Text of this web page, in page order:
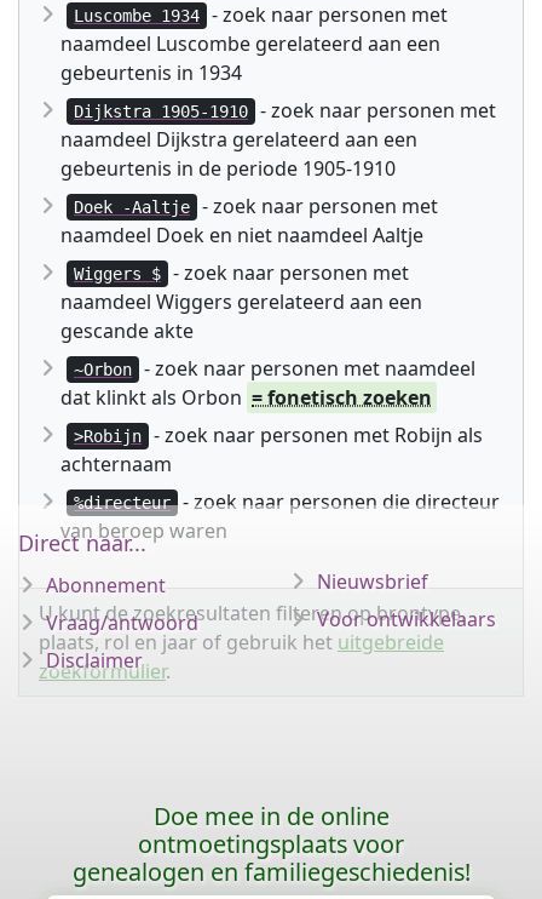
Luscombe 1934
- zoek naar personen met
naamdeel Luscombe gerelateerd aan een
gebeurtenis in 1934
Dijkstra 1905-1910
- zoek naar personen met
naamdeel Dijkstra gerelateerd aan een
gebeurtenis in de periode 1905-1910
Doek -Aaltje
- zoek naar personen met
naamdeel Doek en niet naamdeel Aaltje
Wiggers $
- zoek naar personen met
naamdeel Wiggers gerelateerd aan een
gescande akte
~Orbon
- zoek naar personen met naamdeel
dat klinkt als Orbon = fonetisch zoeken
>Robijn
- zoek naar personen met Robijn als
achternaam
%directeur
- zoek naar personen die directeur
van beroep waren
U kunt de zoekresultaten filteren op brontype,
plaats, rol en jaar of gebruik het uitgebreide
zoekformulier.
Direct naar...
Abonnement
Vraag/antwoord
Disclaimer
Nieuwsbrief
Voor ontwikkelaars
Doe mee in de online
ontmoetingsplaats voor
genealogen en familiegeschiedenis!